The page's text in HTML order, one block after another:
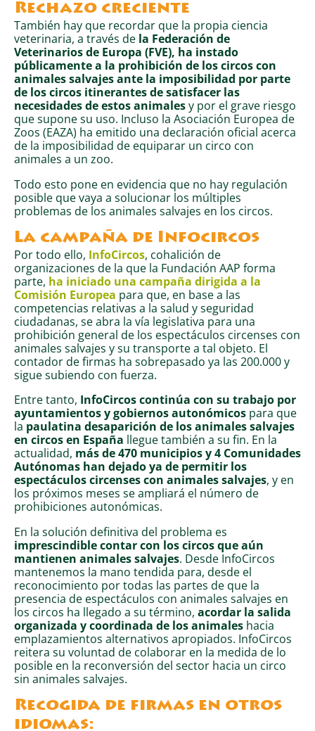
Rechazo creciente
También hay que recordar que la propia ciencia
veterinaria, a través de la Federación de
Veterinarios de Europa (FVE), ha instado
públicamente a la prohibición de los circos con
animales salvajes ante la imposibilidad por parte
de los circos itinerantes de satisfacer las
necesidades de estos animalesy por el grave riesgo
que supone su uso. Incluso la Asociación Europea de
Zoos (EAZA) ha emitido una declaración oficial acerca
de la imposibilidad de equiparar un circo con
animales a un zoo.
Todo esto pone en evidencia que no hay regulación
posible que vaya a solucionar los múltiples
problemas de los animales salvajes en los circos.
La campaña de Infocircos
Por todo ello, InfoCircos, cohalición de
organizaciones de la que la Fundación AAP forma
parte, ha iniciado una campaña dirigida a la
Comisión Europea para que, en base a las
competencias relativas a la salud y seguridad
ciudadanas, se abra la vía legislativa para una
prohibición general de los espectáculos circenses con
animales salvajes y su transporte a tal objeto. El
contador de firmas ha sobrepasado ya las 200.000 y
sigue subiendo con fuerza.
Entre tanto, InfoCircos continúa con su trabajo por
ayuntamientos y gobiernos autonómicos para que
la paulatina desaparición de los animales salvajes
en circosen España llegue también a su fin. En la
actualidad, más de 470 municipios y 4 Comunidades
Autónomas han dejado ya de permitir los
espectáculos circenses con animales salvajes, y en
los próximos meses se ampliará el número de
prohibiciones autonómicas.
En la solución definitiva del problema es
imprescindible contar con los circos que aún
mantienen animales salvajes. Desde InfoCircos
mantenemos la mano tendida para, desde el
reconocimiento por todas las partes de que la
presencia de espectáculos con animales salvajes en
los circos ha llegado a su término, acordar la salida
organizada y coordinada de los animales hacia
emplazamientos alternativos apropiados. InfoCircos
reitera su voluntad de colaborar en la medida de lo
posible en la reconversión del sector hacia un circo
sin animales salvajes.
Recogida de firmas en otros
idiomas: